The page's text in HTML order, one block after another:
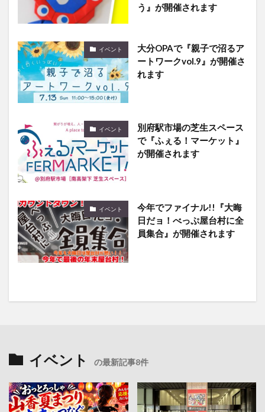
う』が開催されます
イベント
大分OPAで『親子で沼るア
ートワークvol.9』が開催さ
れます
イベント
別府駅市場の芝生スペース
で『ふぇる！マーケット』
が開催されます
イベント
今年でファイナル!!『大晦
日だョ！べっぷ屋台村に全
員集合』が開催されます
イベント の最新記事8件